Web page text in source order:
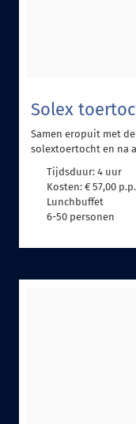
Solex
Samen eropuit met
solextoertocht en na
Tijdsduur: 4 uur
Kosten: € 57,00 p.p.
Lunchbuffet
6-50 personen